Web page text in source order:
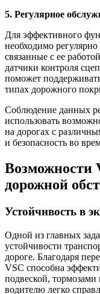
5. Регулярное
Для эффективного
необходимо
связанные с ее
датчики контроля
поможет
типах дорожного
Соблюдение данных
использовать
на дорогах с
и безопасность во
Возможности
дорожной
Устойчивость в
Одной из главных
устойчивости
дороге. Благодаря
VSC способна
подвеской, тормозами
водителю легко